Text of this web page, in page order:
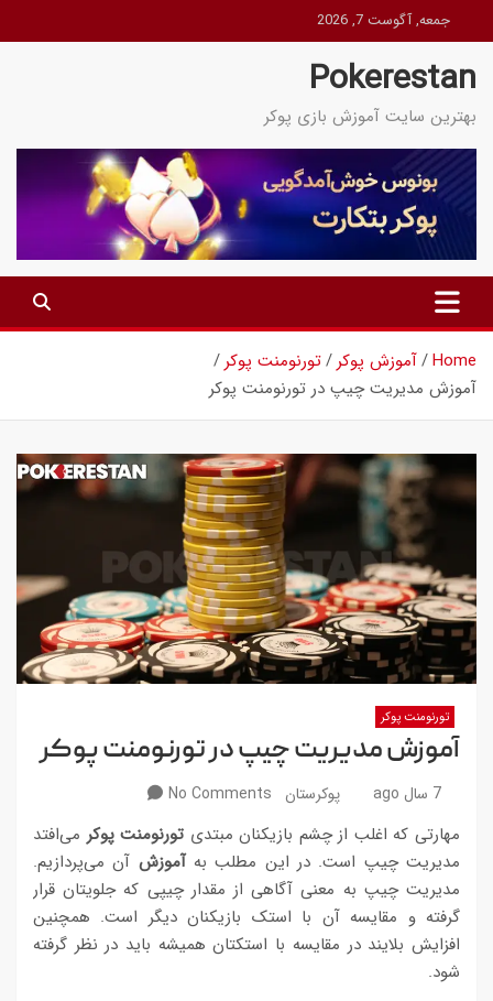
to
content
جمعه, آگوست 7, 2026
Pokerestan
بهترین سایت آموزش بازی پوکر
Home آموزش پوکر
تورنومنت پوکر
آموزش مدیریت چیپ در تورنومنت پوکر
تورنومنت پوکر
آموزش مدیریت چیپ در تورنومنت پوکر
7 سال ago پوکرستان No Comments
مهارتی که اغلب از چشم بازیکنان مبتدی تورنومنت پوکر می‌افتد
مدیریت چیپ است. در این مطلب بهآموزش آن می‌پردازیم.
مدیریت چیپ به معنی آگاهی از مقدار چیپی که جلویتان قرار
گرفته و مقایسه آن با استک بازیکنان دیگر است. همچنین
افزایش بلایند در مقایسه با استکتان همیشه باید در نظر گرفته
شود.